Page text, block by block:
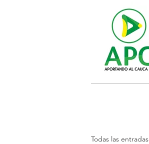
Todas las entradas